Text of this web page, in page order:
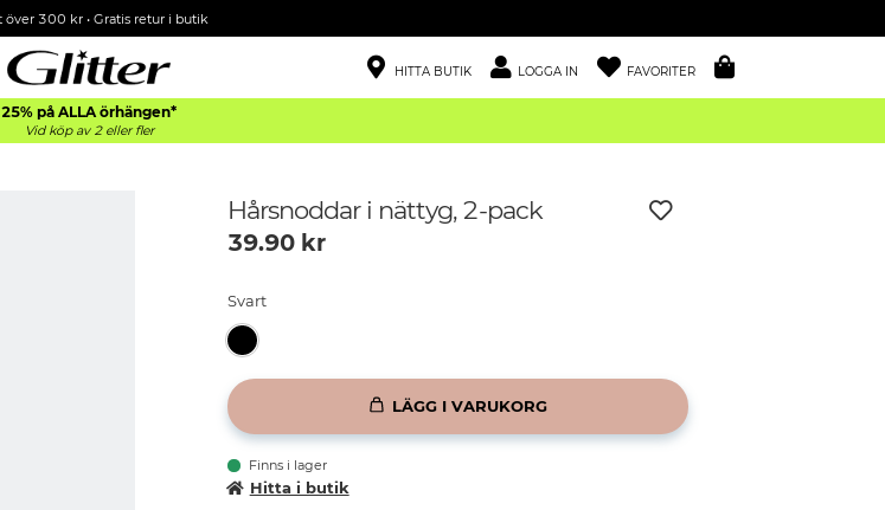
över 300 kr• Gratis retur i butik
HITTA BUTIK LOGGA IN FAVORITER
25% på ALLA örhängen*
Vid köp av 2 eller fler
Hårsnoddar i nättyg, 2-pack
39.90kr
Svart
LÄGG I VARUKORG
Finns i lager
Hitta i butik